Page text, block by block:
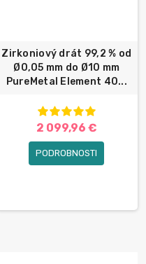
Zirkoniový drát 99,2 % od
Ø0,05 mm do Ø10 mm
PureMetal Element 40...
2 099,96 €
PODROBNOSTI